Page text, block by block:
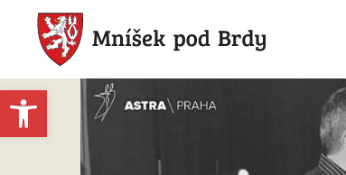
Open toolbar